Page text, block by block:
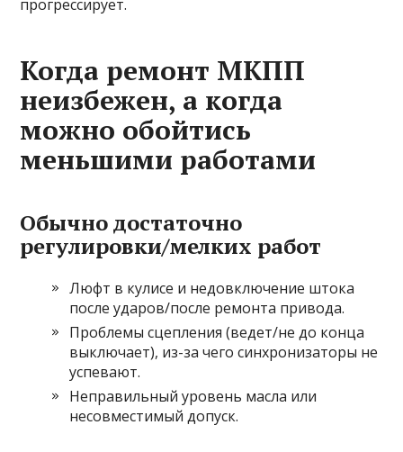
прогрессирует.
Когда ремонт МКПП
неизбежен, а когда
можно обойтись
меньшими работами
Обычно достаточно
регулировки/мелких работ
Люфт в кулисе и недовключение штока
после ударов/после ремонта привода.
Проблемы сцепления (ведет/не до конца
выключает), из-за чего синхронизаторы не
успевают.
Неправильный уровень масла или
несовместимый допуск.